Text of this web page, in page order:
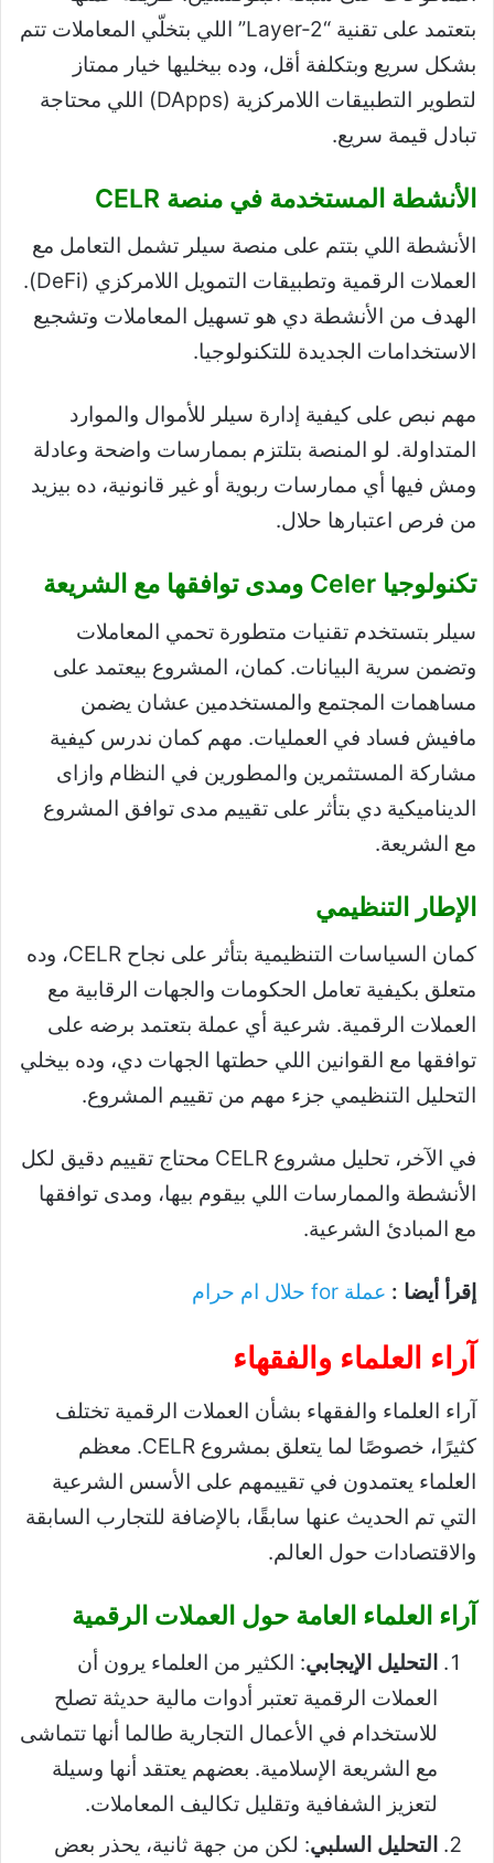
بتعتمد على تقنية “Layer-2” اللي بتخلّي المعاملات تتم
بشكل سريع وبتكلفة أقل، وده بيخليها خيار ممتاز
لتطوير التطبيقات اللامركزية (DApps) اللي محتاجة
تبادل قيمة سريع.
الأنشطة المستخدمة في منصة CELR
الأنشطة اللي بتتم على منصة سيلر تشمل التعامل مع
العملات الرقمية وتطبيقات التمويل اللامركزي (DeFi).
الهدف من الأنشطة دي هو تسهيل المعاملات وتشجيع
الاستخدامات الجديدة للتكنولوجيا.
مهم نبص على كيفية إدارة سيلر للأموال والموارد
المتداولة. لو المنصة بتلتزم بممارسات واضحة وعادلة
ومش فيها أي ممارسات ربوية أو غير قانونية، ده بيزيد
من فرص اعتبارها حلال.
تكنولوجيا Celer ومدى توافقها مع الشريعة
سيلر بتستخدم تقنيات متطورة تحمي المعاملات
وتضمن سرية البيانات. كمان، المشروع بيعتمد على
مساهمات المجتمع والمستخدمين عشان يضمن
مافيش فساد في العمليات. مهم كمان ندرس كيفية
مشاركة المستثمرين والمطورين في النظام وازاى
الديناميكية دي بتأثر على تقييم مدى توافق المشروع
مع الشريعة.
الإطار التنظيمي
كمان السياسات التنظيمية بتأثر على نجاح CELR، وده
متعلق بكيفية تعامل الحكومات والجهات الرقابية مع
العملات الرقمية. شرعية أي عملة بتعتمد برضه على
توافقها مع القوانين اللي حطتها الجهات دي، وده بيخلي
التحليل التنظيمي جزء مهم من تقييم المشروع.
في الآخر، تحليل مشروع CELR محتاج تقييم دقيق لكل
الأنشطة والممارسات اللي بيقوم بيها، ومدى توافقها
مع المبادئ الشرعية.
إقرأ أيضا : عملة for حلال ام حرام
آراء العلماء والفقهاء
آراء العلماء والفقهاء بشأن العملات الرقمية تختلف
كثيرًا، خصوصًا لما يتعلق بمشروع CELR. معظم
العلماء يعتمدون في تقييمهم على الأسس الشرعية
التي تم الحديث عنها سابقًا، بالإضافة للتجارب السابقة
والاقتصادات حول العالم.
آراء العلماء العامة حول العملات الرقمية
التحليل الإيجابي: الكثير من العلماء يرون أن
العملات الرقمية تعتبر أدوات مالية حديثة تصلح
للاستخدام في الأعمال التجارية طالما أنها تتماشى
مع الشريعة الإسلامية. بعضهم يعتقد أنها وسيلة
لتعزيز الشفافية وتقليل تكاليف المعاملات.
التحليل السلبي: لكن من جهة ثانية، يحذر بعض